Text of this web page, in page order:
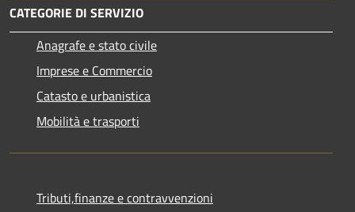
CATEGORIE DI SERVIZIO
Anagrafe e stato civile
Imprese e Commercio
Catasto e urbanistica
Mobilità e trasporti
Tributi,finanze e contravvenzioni